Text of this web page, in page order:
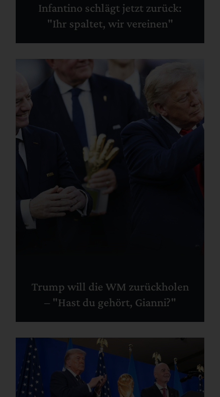
Infantino schlägt jetzt zurück:
"Ihr spaltet, wir vereinen"
Trump will die WM zurückholen
– "Hast du gehört, Gianni?"